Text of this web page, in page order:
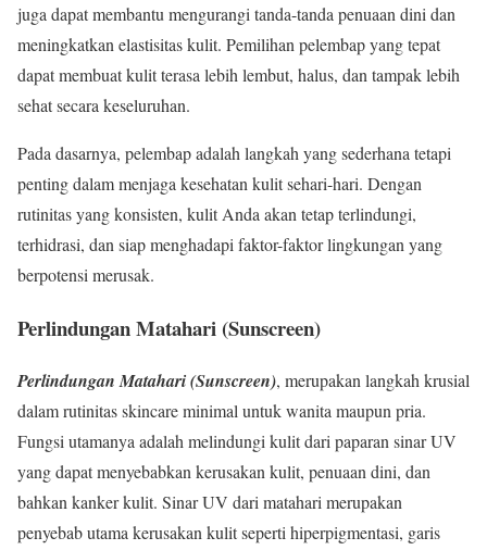
juga dapat membantu mengurangi tanda-tanda penuaan dini dan
meningkatkan elastisitas kulit. Pemilihan pelembap yang tepat
dapat membuat kulit terasa lebih lembut, halus, dan tampak lebih
sehat secara keseluruhan.
Pada dasarnya, pelembap adalah langkah yang sederhana tetapi
penting dalam menjaga kesehatan kulit sehari-hari. Dengan
rutinitas yang konsisten, kulit Anda akan tetap terlindungi,
terhidrasi, dan siap menghadapi faktor-faktor lingkungan yang
berpotensi merusak.
Perlindungan Matahari (Sunscreen)
Perlindungan Matahari (Sunscreen), merupakan langkah krusial
dalam rutinitas skincare minimal untuk wanita maupun pria.
Fungsi utamanya adalah melindungi kulit dari paparan sinar UV
yang dapat menyebabkan kerusakan kulit, penuaan dini, dan
bahkan kanker kulit. Sinar UV dari matahari merupakan
penyebab utama kerusakan kulit seperti hiperpigmentasi, garis